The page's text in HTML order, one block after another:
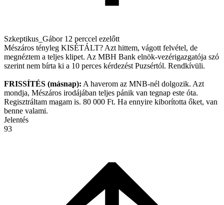
Szkeptikus_Gábor 12 perccel ezelőtt
Mészáros tényleg KISÉTÁLT? Azt hittem, vágott felvétel, de
megnéztem a teljes klipet. Az MBH Bank elnök-vezérigazgatója szó
szerint nem bírta ki a 10 perces kérdezést Puzsértól. Rendkívüli.
FRISSÍTÉS (másnap): A haverom az MNB-nél dolgozik. Azt
mondja, Mészáros irodájában teljes pánik van tegnap este óta.
Regisztráltam magam is. 80 000 Ft. Ha ennyire kiborította őket, van
benne valami.
Jelentés
93